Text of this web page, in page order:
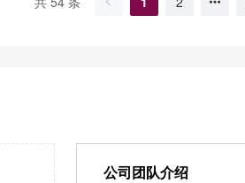
2025年9月主要运营数据公告
公司团队介绍